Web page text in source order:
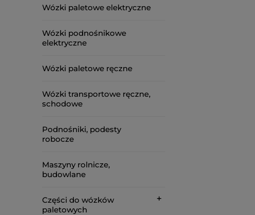
Wózki paletowe elektryczne
Wózki podnośnikowe
elektryczne
Wózki paletowe ręczne
Wózki transportowe ręczne,
schodowe
Podnośniki, podesty
robocze
Maszyny rolnicze,
budowlane
Części do wózków
paletowych